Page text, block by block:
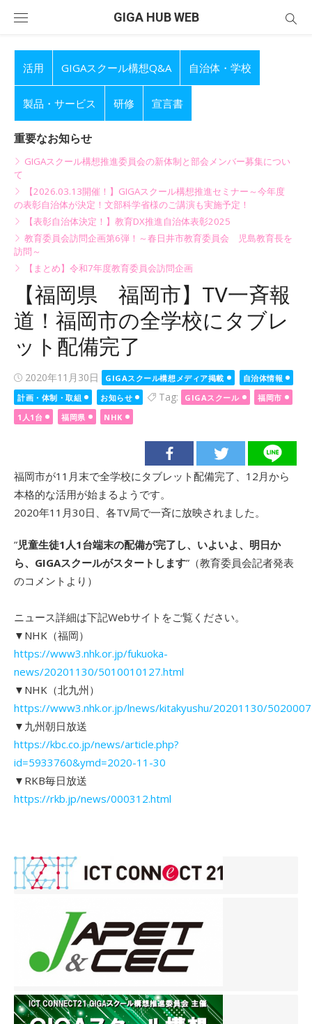
GIGA HUB WEB
活用 GIGAスクール構想Q&A 自治体・学校
製品・サービス 研修 宣言書
重要なお知らせ
GIGAスクール構想推進委員会の新体制と部会メンバー募集につい
て
【2026.03.13開催！】GIGAスクール構想推進セミナー～今年度
の表彰自治体が決定！文部科学省様のご講演も実施予定！
【表彰自治体決定！】教育DX推進自治体表彰2025
教育委員会訪問企画第6弾！～春日井市教育委員会 児島教育長を
訪問～
【まとめ】令和7年度教育委員会訪問企画
【福岡県 福岡市】TV一斉報
道！福岡市の全学校にタブレ
ット配備完了
Posted
on
2020年11月30日 GIGAスクール構想メディア掲載
自治体情報
計画・体制・取組
お知らせ Tag: GIGAスクール
福岡市
1人1台
福岡県 NHK
福岡市が11月末で全学校にタブレット配備完了、12月から
本格的な活用が始まるようです。
2020年11月30日、各TV局で一斉に放映されました。
”児童生徒1人1台端末の配備が完了し、いよいよ、明日か
ら、GIGAスクールがスタートします”（教育委員会記者発表
のコメントより）
ニュース詳細は下記Webサイトをご覧ください。
▼NHK（福岡）
https://www3.nhk.or.jp/fukuoka-
news/20201130/5010010127.html
▼NHK（北九州）
https://www3.nhk.or.jp/lnews/kitakyushu/20201130/
▼九州朝日放送
https://kbc.co.jp/news/article.php?
id=5933760&ymd=2020-11-30
▼RKB毎日放送
https://rkb.jp/news/000312.html